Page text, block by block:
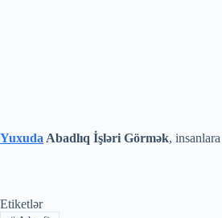
Yuxuda Abadlıq İşləri Görmək,
Etiketlər